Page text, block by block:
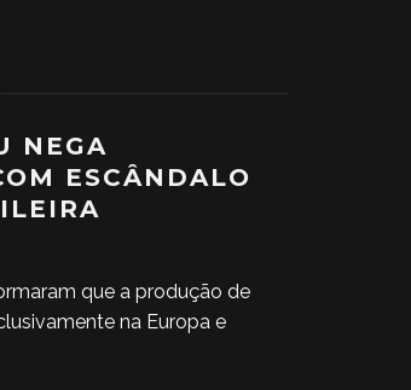
NEGA
ESCÂNDALO
que a produção de
na Europa e